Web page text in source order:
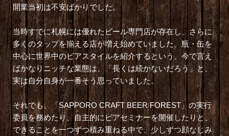
開業当初は不安ばかりでした。
当時すでに札幌には優れたビール専門店が存在し、さらに
多くのタップを揃える店が増え始めていました。瓶・缶を
中心に世界中のビアスタイルを紹介するという、今で言え
ばかなりニッチな業態は、「長くは続かないだろう」と、
実は自分自身が一番そう思っていました。
それでも、「SAPPORO CRAFT BEER FOREST」の実行
委員を務めたり、自主的にビアセミナーを開催したりと、
できることを一つずつ積み重ねる中で、少しずつ顔なじみ